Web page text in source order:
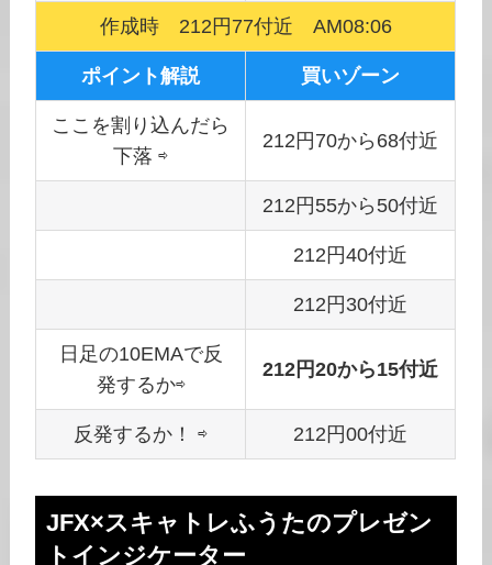
作成時 212円77付近 AM08:06
ポイント解説 買いゾーン
ここを割り込んだら
下落 ⇨
212円70から68付近
212円55から50付近
212円40付近
212円30付近
日足の10EMAで反
発するか⇨
212円20から15付近
反発するか！ ⇨ 212円00付近
JFX×スキャトレふうたのプレゼン
トインジケーター